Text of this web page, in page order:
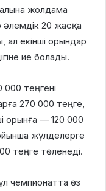
жолдама
20 жасқа
ал екінші орындар
ие болады.
теңгені
270 000 теңге,
орынға — 120 000
жүлделерге
теңге төленеді.
чемпионатта өз